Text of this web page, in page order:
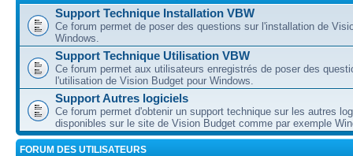
Support Technique Installation VBW
Ce forum permet de poser des questions sur l'installation de
Windows.
Support Technique Utilisation VBW
Ce forum permet aux utilisateurs enregistrés de poser des
l'utilisation de Vision Budget pour Windows.
Support Autres logiciels
Ce forum permet d'obtenir un support technique sur les autres
disponibles sur le site de Vision Budget comme par exemple
FORUM DES UTILISATEURS